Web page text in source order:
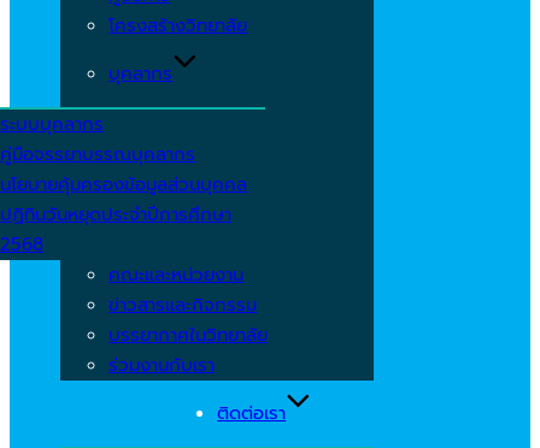
โครงสร้างวิทยาลัย
บุคลากร
ระบบบุคลากร
คู่มือจรรยาบรรณบุคลากร
นโยบายคุ้มครองข้อมูลส่วนบุคคล
ปฏิทินวันหยุดประจำปีการศึกษา
2568
คณะและหน่วยงาน
ข่าวสารและกิจกรรม
บรรยากาศในวิทยาลัย
ร่วมงานกับเรา
ติดต่อเรา